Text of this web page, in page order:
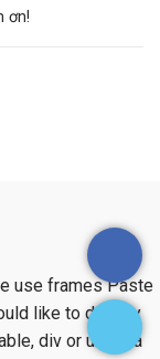
ơn!
use frames Paste
like to display
div or under a